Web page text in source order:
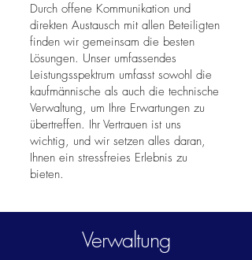
Durch offene Kommunikation und
direkten Austausch mit allen Beteiligten
finden wir gemeinsam die besten
Lösungen. Unser umfassendes
Leistungsspektrum umfasst sowohl die
kaufmännische als auch die technische
Verwaltung, um Ihre Erwartungen zu
übertreffen. Ihr Vertrauen ist uns
wichtig, und wir setzen alles daran,
Ihnen ein stressfreies Erlebnis zu
bieten.
Verwaltung